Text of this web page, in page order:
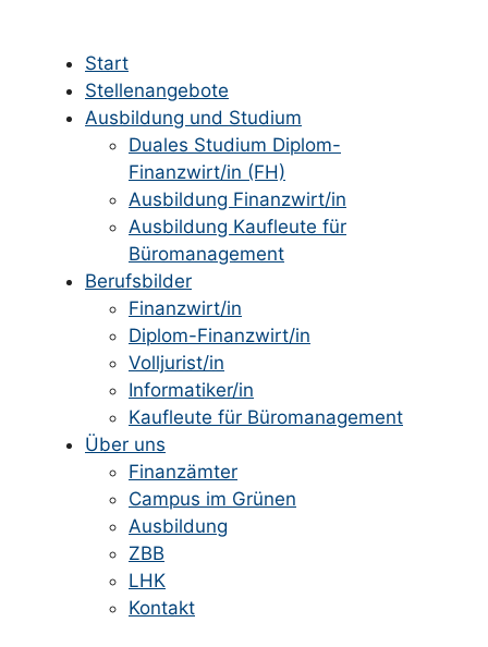
Start
Stellenangebote
Ausbildung und Studium
Duales Studium Diplom-
Finanzwirt/in (FH)
Ausbildung Finanzwirt/in
Ausbildung Kaufleute für
Büromanagement
Berufsbilder
Finanzwirt/in
Diplom-Finanzwirt/in
Volljurist/in
Informatiker/in
Kaufleute für Büromanagement
Über uns
Finanzämter
Campus im Grünen
Ausbildung
ZBB
LHK
Kontakt